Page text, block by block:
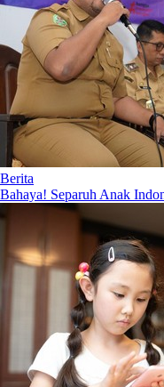
Berita
Bahaya! Separuh Anak